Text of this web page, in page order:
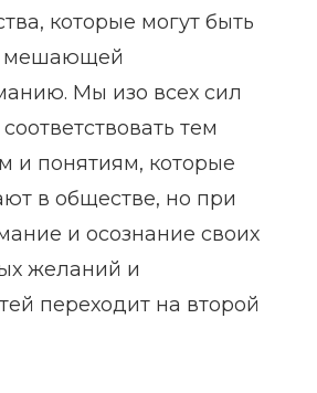
которые могут быть
мешающей
Мы изо всех сил
тем
и понятиям, которые
в обществе, но при
и осознание своих
желаний и
переходит на второй